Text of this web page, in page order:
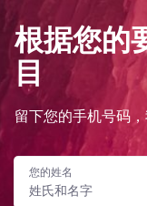
根据您的
目
留下您的手机号码
您的姓名